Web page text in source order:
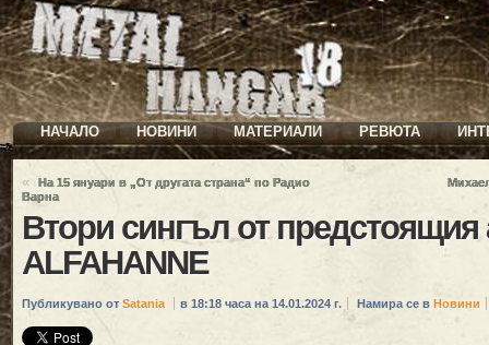
НАЧАЛО НОВИНИ МАТЕРИАЛИ РЕВЮТА
«
На 15 януари в „От другата страна“ по Радио
Варна
Втори сингъл от
ALFAHANNE
Публикувано от Satania в 18:18 часа на 14.01.2024 г. Намира се в Новини